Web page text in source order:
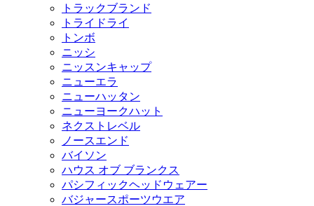
トラックブランド
トライドライ
トンボ
ニッシ
ニッスンキャップ
ニューエラ
ニューハッタン
ニューヨークハット
ネクストレベル
ノースエンド
バイソン
ハウス オブ ブランクス
パシフィックヘッドウェアー
バジャースポーツウエア